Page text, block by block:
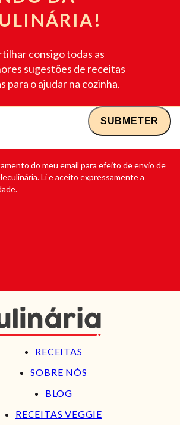
consigo todas as
sugestões de receitas
para o ajudar na cozinha.
do meu email para efeito de envio de
Li e aceito expressamente a
RECEITAS
SOBRE NÓS
BLOG
RECEITAS VEGGIE